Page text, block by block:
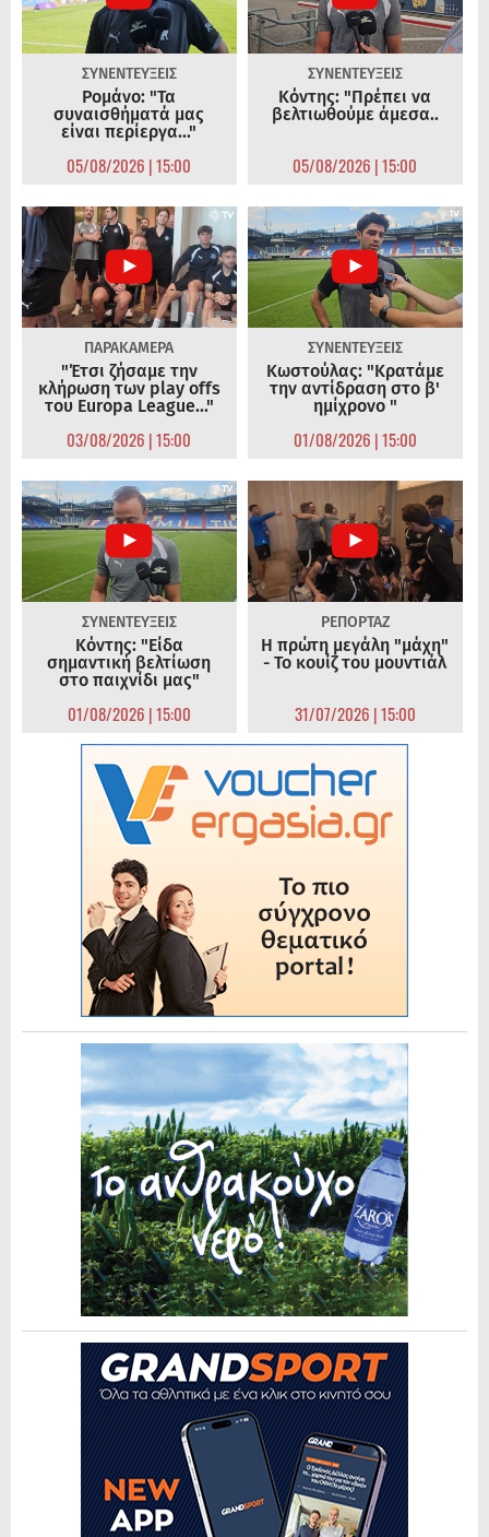
ΣΥΝΕΝΤΕΥΞΕΙΣ
Ρομάνο: "Τα
συναισθήματά μας
είναι περίεργα..."
05/08/2026 | 15:00
ΣΥΝΕΝΤΕΥΞΕΙΣ
Κόντης: "Πρέπει να
βελτιωθούμε άμεσα..
05/08/2026 | 15:00
ΠΑΡΑΚΑΜΕΡΑ
"Έτσι ζήσαμε την
κλήρωση των play offs
του Europa League..."
03/08/2026 | 15:00
ΣΥΝΕΝΤΕΥΞΕΙΣ
Κωστούλας: "Κρατάμε
την αντίδραση στο β'
ημίχρονο "
01/08/2026 | 15:00
ΣΥΝΕΝΤΕΥΞΕΙΣ
Κόντης: "Είδα
σημαντική βελτίωση
στο παιχνίδι μας"
01/08/2026 | 15:00
ΡΕΠΟΡΤΑΖ
Η πρώτη μεγάλη "μάχη"
- Το κουίζ του μουντιάλ
31/07/2026 | 15:00